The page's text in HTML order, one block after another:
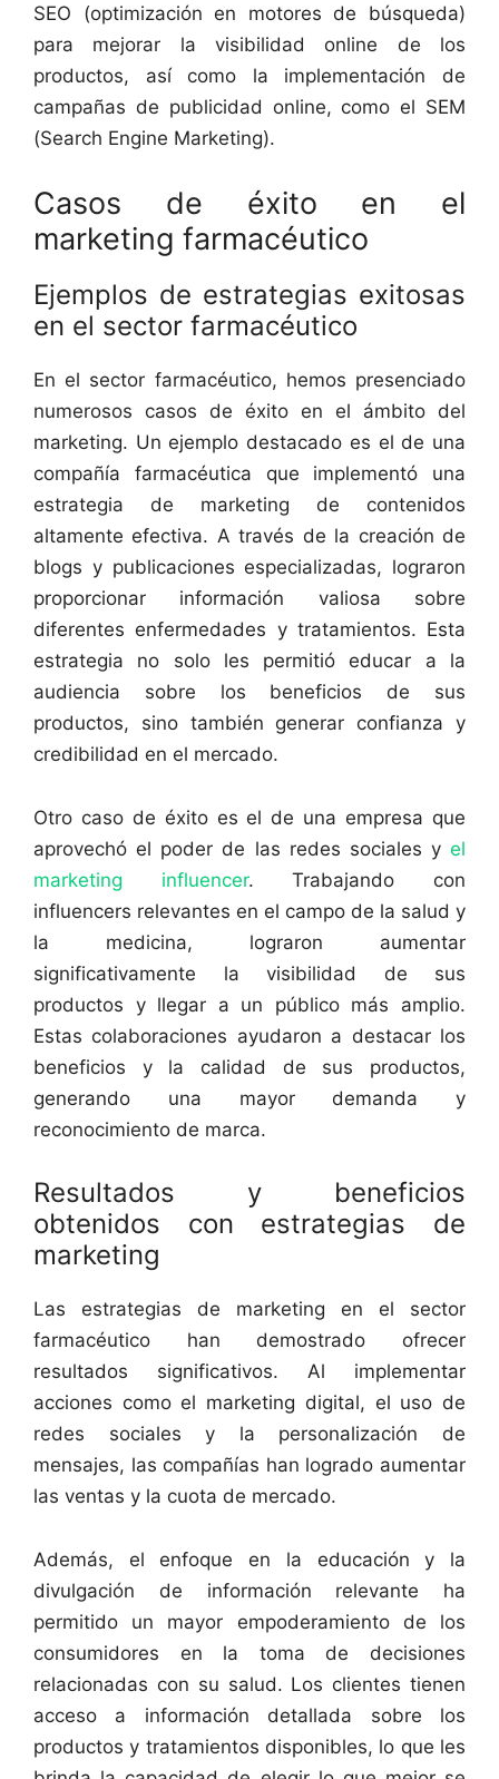
SEO (optimización en motores de búsqueda)
para mejorar la visibilidad online de los
productos, así como la implementación de
campañas de publicidad online, como el SEM
(Search Engine Marketing).
Casos de éxito en el
marketing farmacéutico
Ejemplos de estrategias exitosas
en el sector farmacéutico
En el sector farmacéutico, hemos presenciado
numerosos casos de éxito en el ámbito del
marketing. Un ejemplo destacado es el de una
compañía farmacéutica que implementó una
estrategia de marketing de contenidos
altamente efectiva. A través de la creación de
blogs y publicaciones especializadas, lograron
proporcionar información valiosa sobre
diferentes enfermedades y tratamientos. Esta
estrategia no solo les permitió educar a la
audiencia sobre los beneficios de sus
productos, sino también generar confianza y
credibilidad en el mercado.
Otro caso de éxito es el de una empresa que
aprovechó el poder de las redes sociales y el
marketing influencer. Trabajando con
influencers relevantes en el campo de la salud y
la medicina, lograron aumentar
significativamente la visibilidad de sus
productos y llegar a un público más amplio.
Estas colaboraciones ayudaron a destacar los
beneficios y la calidad de sus productos,
generando una mayor demanda y
reconocimiento de marca.
Resultados y beneficios
obtenidos con estrategias de
marketing
Las estrategias de marketing en el sector
farmacéutico han demostrado ofrecer
resultados significativos. Al implementar
acciones como el marketing digital, el uso de
redes sociales y la personalización de
mensajes, las compañías han logrado aumentar
las ventas y la cuota de mercado.
Además, el enfoque en la educación y la
divulgación de información relevante ha
permitido un mayor empoderamiento de los
consumidores en la toma de decisiones
relacionadas con su salud. Los clientes tienen
acceso a información detallada sobre los
productos y tratamientos disponibles, lo que les